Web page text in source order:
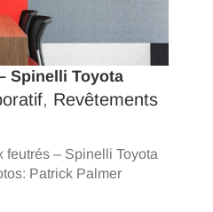
Spinelli Toyota
, Revêtements
feutrés – Spinelli Toyota
Patrick Palmer